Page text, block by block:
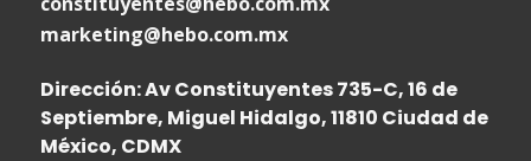
marketing@hebo.com.mx
Dirección: Av Constituyentes 735-C, 16 de
Septiembre, Miguel Hidalgo, 11810 Ciudad de
México, CDMX